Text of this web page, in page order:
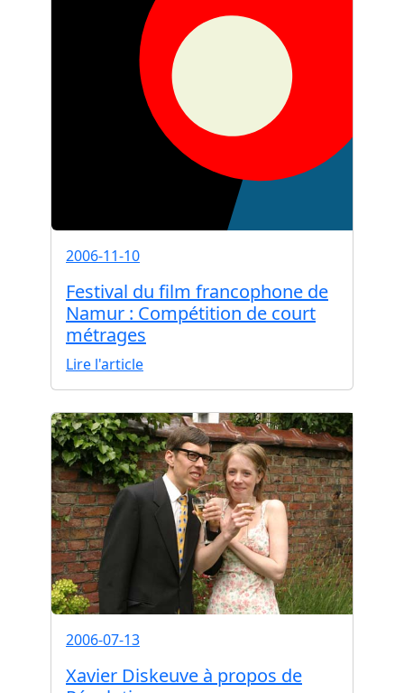
2006-11-10
Festival du film francophone de
Namur : Compétition de court
métrages
Lire l'article
2006-07-13
Xavier Diskeuve à propos de